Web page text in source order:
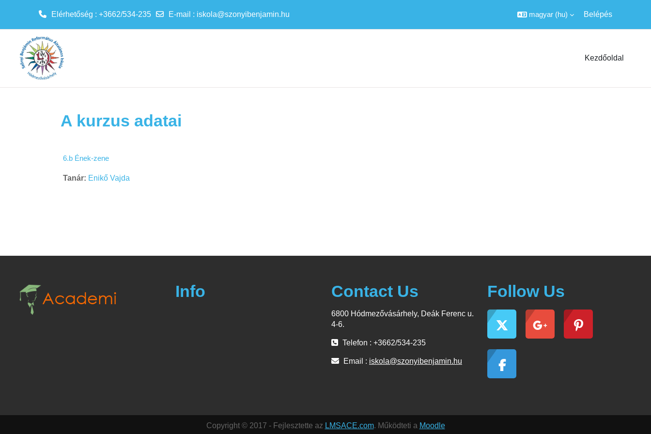
Elérhetőség : +3662/534-235 E-mail : iskola@szonyibenjamin.hu magyar ‎(hu)‎ Belépés
Kezdőoldal
A kurzus adatai
6.b Ének-zene
Tanár: Enikő Vajda
Info Contact Us
6800 Hódmezővásárhely, Deák Ferenc u.
4-6.
Telefon : +3662/534-235
Email : iskola@szonyibenjamin.hu
Follow Us
Copyright © 2017 - Fejlesztette az LMSACE.com. Működteti a Moodle